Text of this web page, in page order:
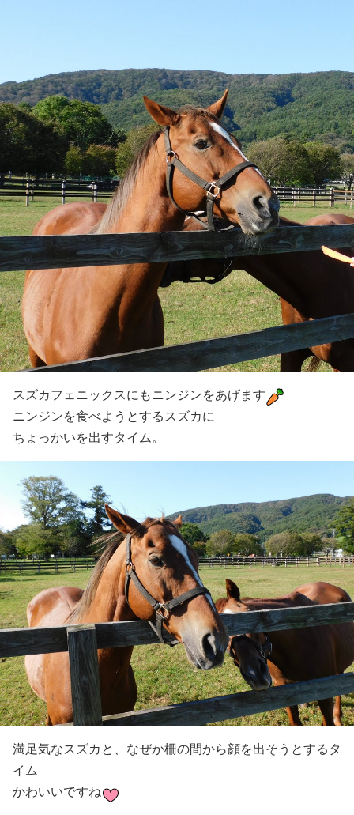
スズカフェニックスにもニンジンをあげます
ニンジンを食べようとするスズカに
ちょっかいを出すタイム。
満足気なスズカと、なぜか柵の間から顔を出そうとするタ
イム
かわいいですね